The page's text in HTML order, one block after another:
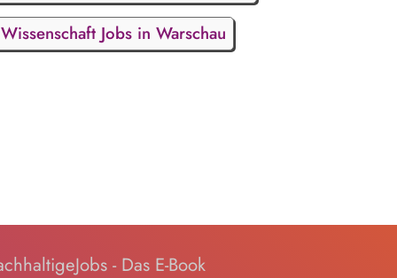
Wissenschaft Jobs in Warschau
- Das E-Book